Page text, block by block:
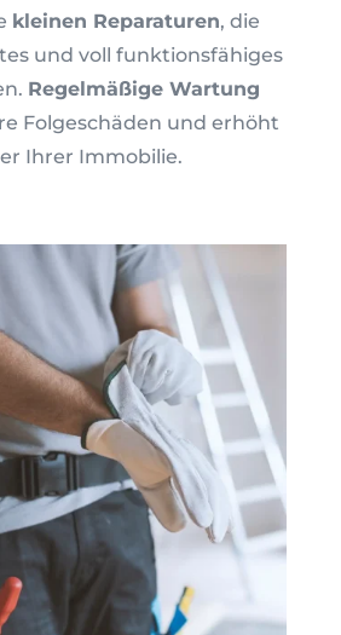
kleinen Reparaturen, die
und voll funktionsfähiges
Regelmäßige Wartung
Folgeschäden und erhöht
Ihrer Immobilie.